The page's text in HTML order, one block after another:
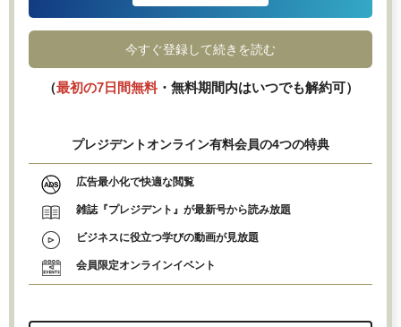
今すぐ登録して続きを読む
（最初の7日間無料・無料期間内はいつでも解約可）
プレジデントオンライン有料会員の4つの特典
広告最小化で快適な閲覧
雑誌『プレジデント』が最新号から読み放題
ビジネスに役立つ学びの動画が見放題
会員限定オンラインイベント